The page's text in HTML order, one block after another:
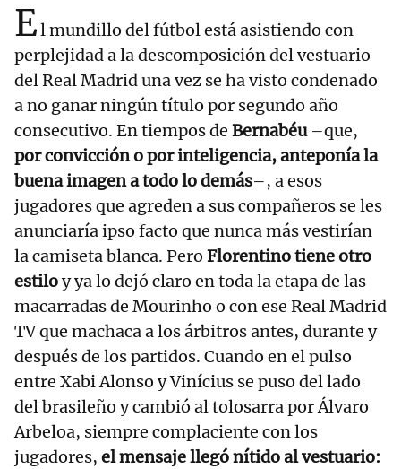
El mundillo del fútbol está asistiendo con
perplejidad a la descomposición del vestuario
del Real Madrid una vez se ha visto condenado
a no ganar ningún título por segundo año
consecutivo. En tiempos de Bernabéu –que,
por convicción o por inteligencia, anteponía la
buena imagen a todo lo demás–, a esos
jugadores que agreden a sus compañeros se les
anunciaría ipso facto que nunca más vestirían
la camiseta blanca. Pero Florentino tiene otro
estiloy ya lo dejó claro en toda la etapa de las
macarradas de Mourinho o con ese Real Madrid
TV que machaca a los árbitros antes, durante y
después de los partidos. Cuando en el pulso
entre Xabi Alonso y Vinícius se puso del lado
del brasileño y cambió al tolosarra por Álvaro
Arbeloa, siempre complaciente con los
jugadores, el mensaje llegó nítido al vestuario: